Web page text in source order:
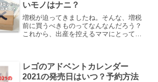
いモノはナニ？
増税が迫ってきましたね。そんな、増税
前に買うべきものってなんなんだろう？
これから、出産を控えるママにとって
してもいい日用品もご紹介し...
レゴのアドベントカレンダー
2021の発売日はいつ？予約方法